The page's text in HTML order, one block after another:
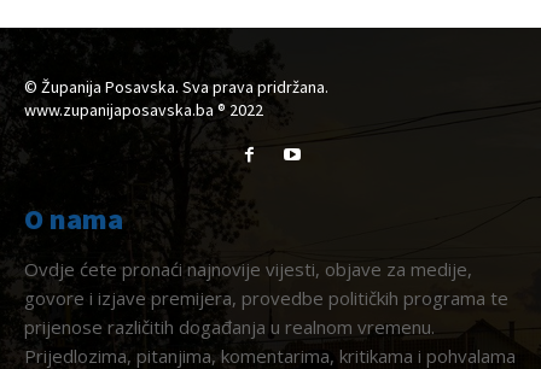
© Županija Posavska. Sva prava pridržana.
www.zupanijaposavska.ba ® 2022
O nama
Ovdje ćete pronaći najnovije vijesti, objave za medije,
govore i izjave premijera, provedbe političkih programa te
prijenose različitih događanja u realnom vremenu.
Prijedlozima, pitanjima, komentarima, kritikama i pohvalama